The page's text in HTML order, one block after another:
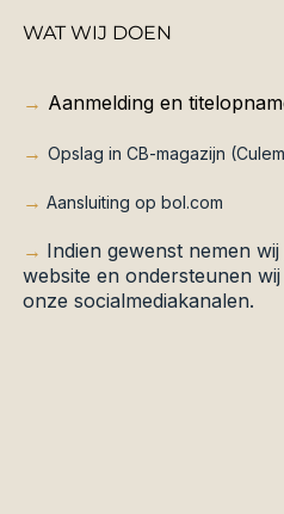
WAT WIJ DOEN
→ Aanmelding en
→ Opslag in CB-magazijn
→Aansluiting op bol.com
→ Indien gewenst nemen
website en ondersteunen
onze socialmediakanalen.